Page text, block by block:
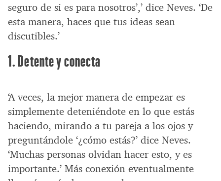
seguro de si es para nosotros’,’ dice Neves. ‘De
esta manera, haces que tus ideas sean
discutibles.’
1. Detente y conecta
‘A veces, la mejor manera de empezar es
simplemente deteniéndote en lo que estás
haciendo, mirando a tu pareja a los ojos y
preguntándole ‘¿cómo estás?’ dice Neves.
‘Muchas personas olvidan hacer esto, y es
importante.’ Más conexión eventualmente